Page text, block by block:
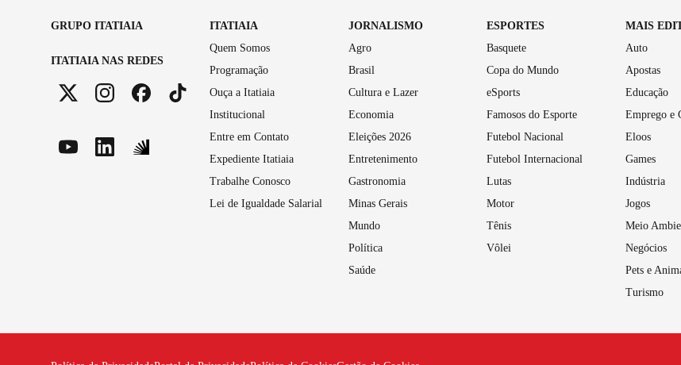
GRUPO ITATIAIA
ITATIAIA NAS REDES
ITATIAIA
Quem Somos
Programação
Ouça a Itatiaia
Institucional
Entre em Contato
Expediente Itatiaia
Trabalhe Conosco
Lei de Igualdade Salarial
JORNALISMO
Agro
Brasil
Cultura e Lazer
Economia
Eleições 2026
Entretenimento
Gastronomia
Minas Gerais
Mundo
Política
Saúde
ESPORTES
Basquete
Copa do Mundo
eSports
Famosos do Esporte
Futebol Nacional
Futebol Internacional
Lutas
Motor
Tênis
Vôlei
MAIS
Auto
Apostas
Educação
Emprego e
Eloos
Games
Indústria
Jogos
Meio
Negócios
Pets e
Turismo